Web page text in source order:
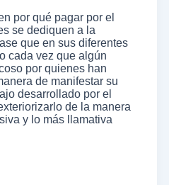
por qué pagar por el
se dediquen a la
que en sus diferentes
cada vez que algún
por quienes han
de manifestar su
desarrollado por el
de la manera
y lo más llamativa